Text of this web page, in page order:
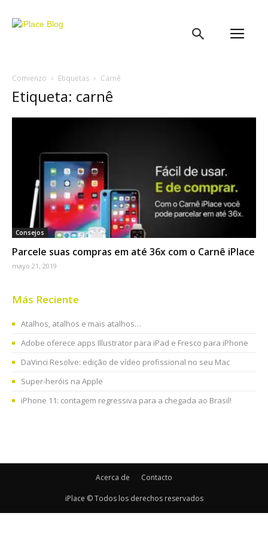
Comienzo Etiquetas Carnê
Etiqueta: carnê
Consejos
Parcele suas compras em até 36x com o Carnê iPlace
mayo 21, 2019
Más Reciente
Atalhos, atalhos e mais atalhos…
Adobe oferece apps Illustrator para iPad e Fresco para iPhone
DaVinci Resolve: edição de vídeo profissional no seu Mac
Super-heróis na Apple
iPhone 11: contagem regressiva para a chegada ao Brasil!
Acerca de Contacto
iPlace © Todos los derechos reservados